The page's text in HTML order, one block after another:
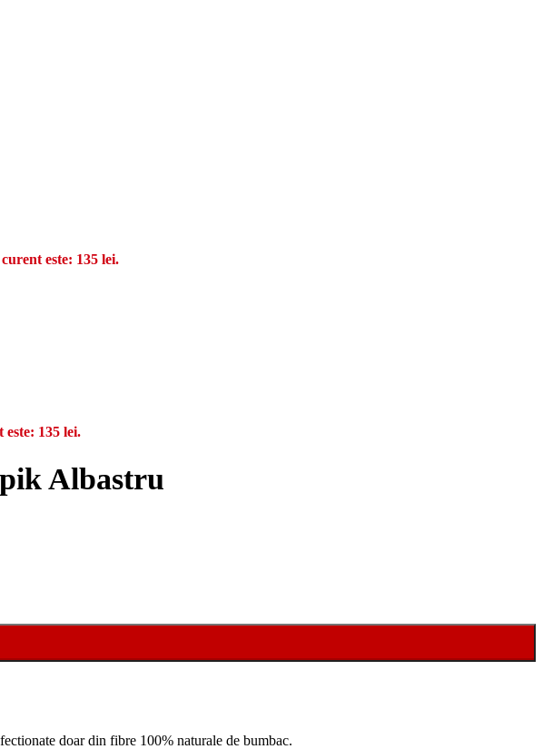
este: 135 lei.
135 lei.
Albastru
doar din fibre 100% naturale de bumbac.